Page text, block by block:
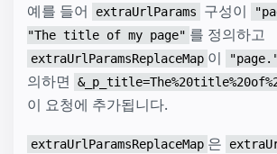
예를 들어
extraUrlParams 구성이
"The title of my page" 를 정의하고
extraUrlParamsReplaceMap 이
의하면
이 요청에 추가됩니다.
extraUrlParamsReplaceMap 은